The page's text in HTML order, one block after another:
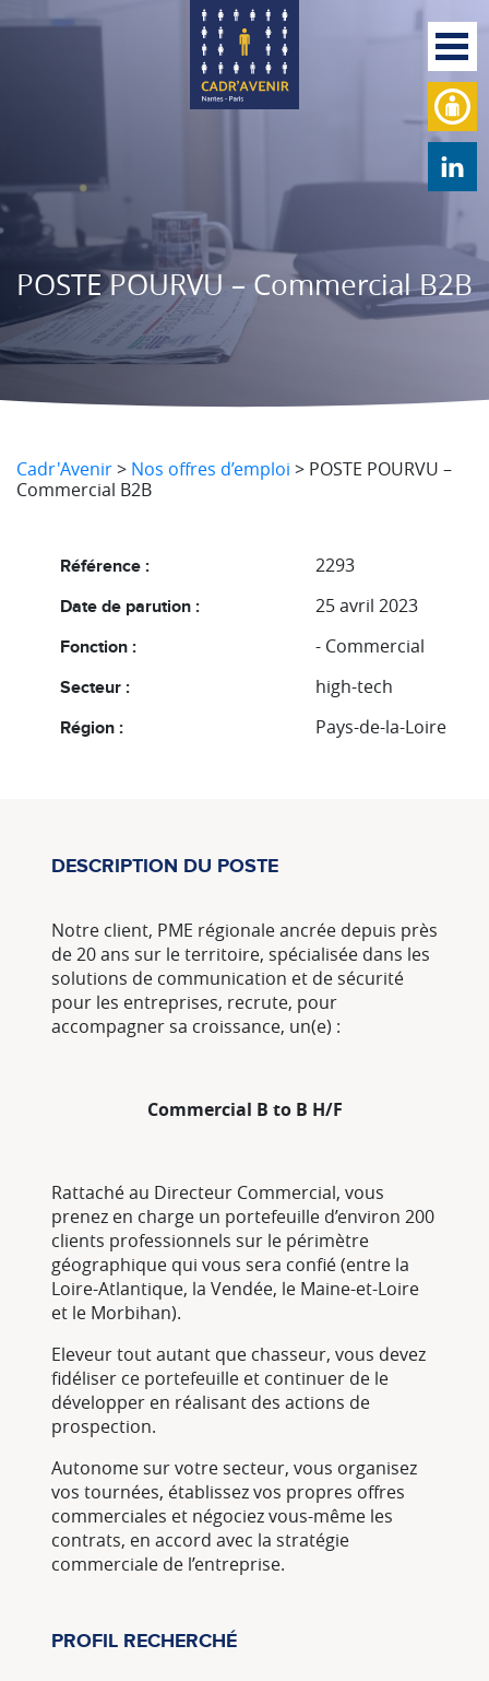
POSTE POURVU – Commercial B2B
Cadr'Avenir> Nos offres d’emploi > POSTE POURVU –
Commercial B2B
Référence : 2293
Date de parution : 25 avril 2023
Fonction : - Commercial
Secteur : high-tech
Région : Pays-de-la-Loire
DESCRIPTION DU POSTE
Notre client, PME régionale ancrée depuis près
de 20 ans sur le territoire, spécialisée dans les
solutions de communication et de sécurité
pour les entreprises, recrute, pour
accompagner sa croissance, un(e) :
Commercial B to B H/F
Rattaché au Directeur Commercial, vous
prenez en charge un portefeuille d’environ 200
clients professionnels sur le périmètre
géographique qui vous sera confié (entre la
Loire-Atlantique, la Vendée, le Maine-et-Loire
et le Morbihan).
Eleveur tout autant que chasseur, vous devez
fidéliser ce portefeuille et continuer de le
développer en réalisant des actions de
prospection.
Autonome sur votre secteur, vous organisez
vos tournées, établissez vos propres offres
commerciales et négociez vous-même les
contrats, en accord avec la stratégie
commerciale de l’entreprise.
PROFIL RECHERCHÉ